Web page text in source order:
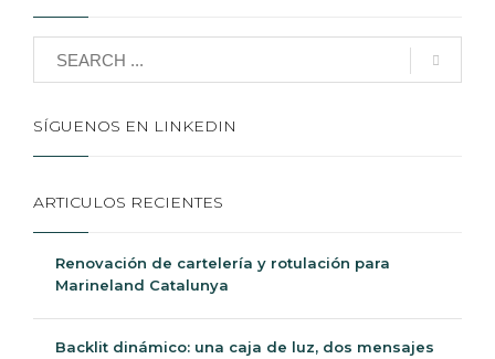
SÍGUENOS EN LINKEDIN
ARTICULOS RECIENTES
Renovación de cartelería y rotulación para
Marineland Catalunya
Backlit dinámico: una caja de luz, dos mensajes